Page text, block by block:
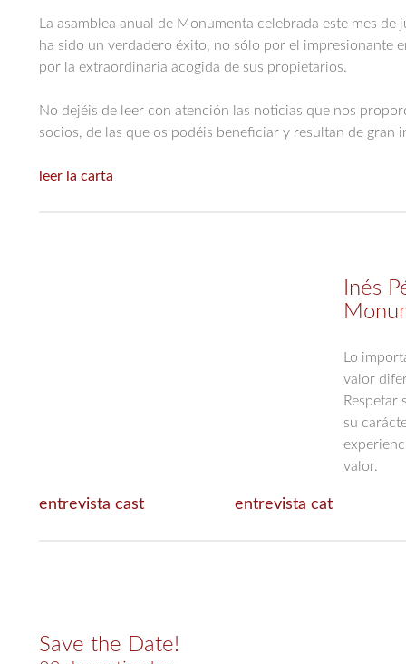
La asamblea anual de Monumenta celebrada este mes
ha sido un verdadero éxito, no sólo por el impresionante
por la extraordinaria acogida de sus propietarios.
No dejéis de leer con atención las noticias que nos
socios, de las que os podéis beneficiar y resultan de gran
leer la carta
Inés
Lo
valor
Respetar
su
valor.
entrevista cast entrevista cat
Save the Date!